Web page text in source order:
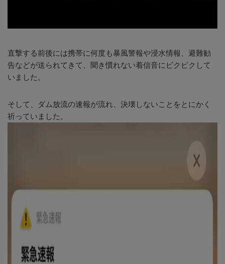
直撃する前後には携帯に何度も暴風警報や浸水情報、避難勧
告などが送られてきて、聞き慣れない着信音にビクビクして
いました。
そして、ダム放流の速報が流れ、決壊しないことをとにかく
祈っていました。